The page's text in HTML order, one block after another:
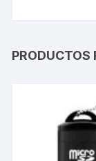
PRODUCTOS